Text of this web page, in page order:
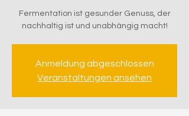
Fermentation ist gesunder Genuss, der
nachhaltig ist und unabhängig macht!
Anmeldung abgeschlossen
Veranstaltungen ansehen